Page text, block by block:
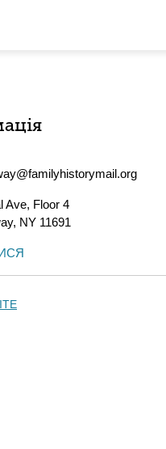
Ave, Floor 4
, NY 11691